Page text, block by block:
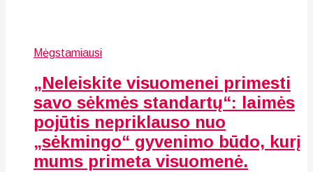
Mėgstamiausi
„Neleiskite visuomenei primesti
savo sėkmės standartų“: laimės
pojūtis nepriklauso nuo
„sėkmingo“ gyvenimo būdo, kurį
mums primeta visuomenė.